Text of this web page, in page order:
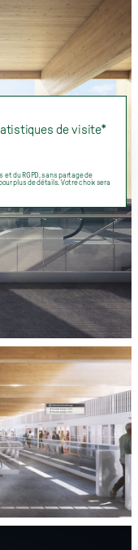
de visite*
du RGPD, sans partage de
plus de détails. Votre choix sera